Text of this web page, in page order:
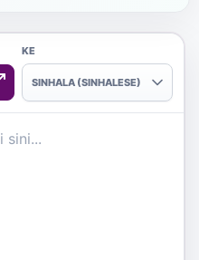
KE
SINHALA (SINHALESE)